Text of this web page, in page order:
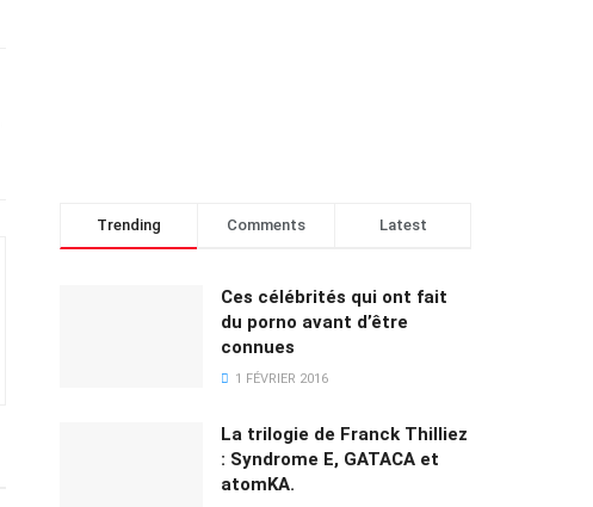
Trending Comments Latest
Ces célébrités qui ont fait
du porno avant d’être
connues
1 FÉVRIER 2016
La trilogie de Franck Thilliez
: Syndrome E, GATACA et
atomKA.